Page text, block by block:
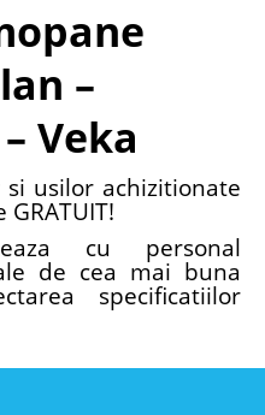
–
Veka
usilor achizitionate
cu personal
de cea mai buna
specificatiilor